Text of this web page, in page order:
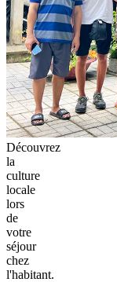
Découvrez
la
culture
locale
lors
de
votre
séjour
chez
l'habitant.